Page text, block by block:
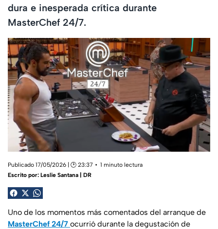
dura e inesperada crítica durante
MasterChef 24/7.
Publicado 17/05/2026 | 🕑 23:37
1 minuto lectura
Escrito por: Leslie Santana | DR
Uno de los momentos más comentados del arranque de
MasterChef 24/7 ocurrió durante la degustación de